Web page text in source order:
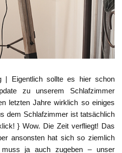
| Eigentlich sollte es hier schon
zu unserem Schlafzimmer
letzten Jahre wirklich so einiges
dem Schlafzimmer ist tatsächlich
} Wow. Die Zeit verfliegt! Das
ansonsten hat sich so ziemlich
ja auch zugeben – unser